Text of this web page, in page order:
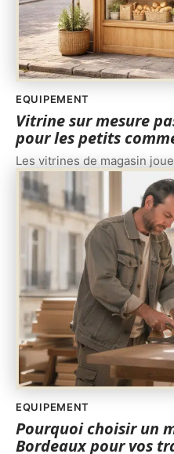
EQUIPEMENT
Vitrine sur mesure
pour les petits
Les vitrines de magasin
EQUIPEMENT
Pourquoi choisir un
Bordeaux pour vos